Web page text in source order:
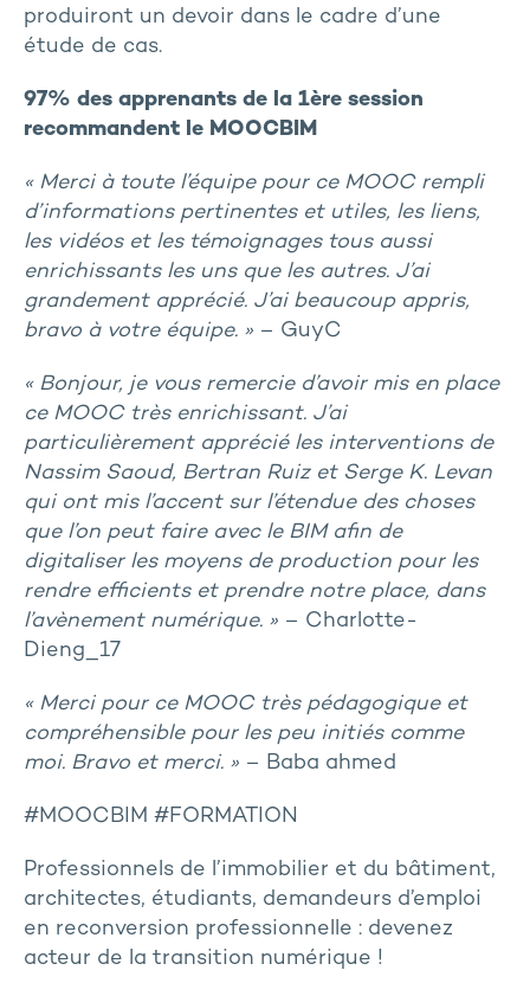
produiront un devoir dans le cadre d’une
étude de cas.
97% des apprenants de la 1ère session
recommandent le MOOCBIM
« Merci à toute l’équipe pour ce MOOC rempli
d’informations pertinentes et utiles, les liens,
les vidéos et les témoignages tous aussi
enrichissants les uns que les autres. J’ai
grandement apprécié. J’ai beaucoup appris,
bravo à votre équipe. » – GuyC
« Bonjour, je vous remercie d’avoir mis en place
ce MOOC très enrichissant. J’ai
particulièrement apprécié les interventions de
Nassim Saoud, Bertran Ruiz et Serge K. Levan
qui ont mis l’accent sur l’étendue des choses
que l’on peut faire avec le BIM afin de
digitaliser les moyens de production pour les
rendre efficients et prendre notre place, dans
l’avènement numérique. » – Charlotte-
Dieng_17
« Merci pour ce MOOC très pédagogique et
compréhensible pour les peu initiés comme
moi. Bravo et merci. » – Baba ahmed
#MOOCBIM #FORMATION
Professionnels de l’immobilier et du bâtiment,
architectes, étudiants, demandeurs d’emploi
en reconversion professionnelle : devenez
acteur de la transition numérique !